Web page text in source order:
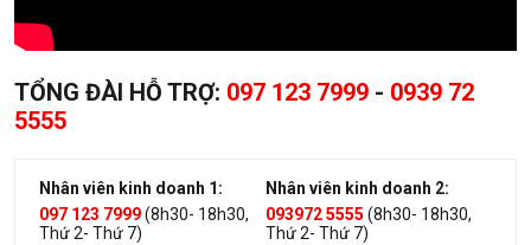
TỔNG ĐÀI HỖ TRỢ: 097 123 7999 - 0939 72
5555
Nhân viên kinh doanh 1:
097 123 7999(8h30- 18h30,
Thứ 2- Thứ 7)
Nhân viên kinh doanh 2:
093972 5555 (8h30- 18h30,
Thứ 2- Thứ 7)